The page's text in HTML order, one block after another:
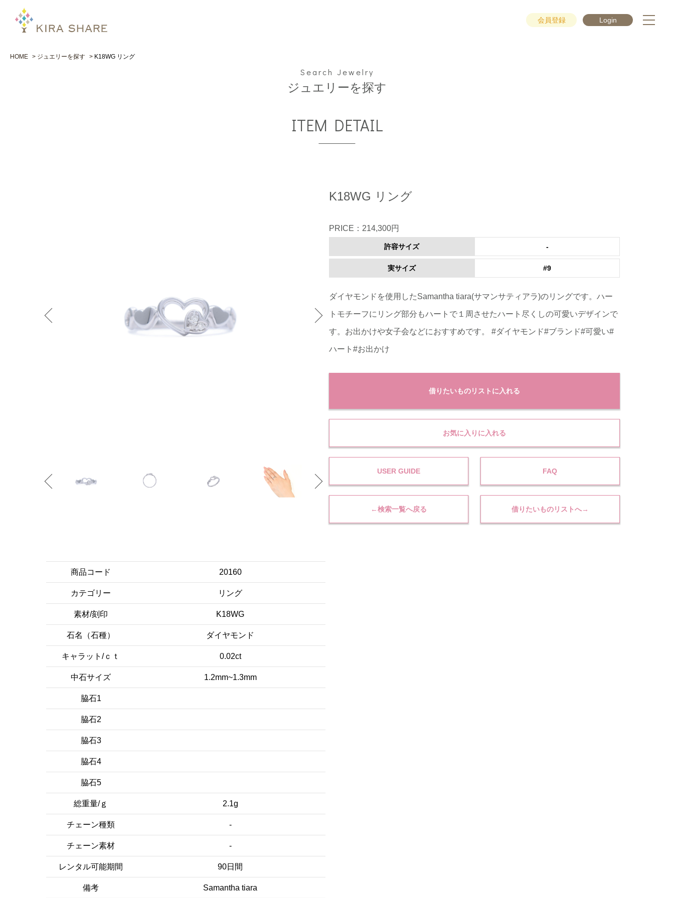
会員登録 Login
HOME ジュエリーを探す K18WG リング
Search Jewelry
ジュエリーを探す
ITEM DETAIL
K18WG リング
PRICE：214,300円
許容サイズ -
実サイズ #9
ダイヤモンドを使用したSamantha tiara(サマンサティアラ)のリングです。ハー
トモチーフにリング部分もハートで１周させたハート尽くしの可愛いデザインで
す。お出かけや女子会などにおすすめです。 #ダイヤモンド#ブランド#可愛い#
ハート#お出かけ
借りたいものリストに入れる
お気に入りに入れる
USER GUIDE FAQ
←検索一覧へ戻る 借りたいものリストへ→
商品コード 20160
カテゴリー リング
素材/刻印 K18WG
石名（石種） ダイヤモンド
キャラット/ｃｔ 0.02ct
中石サイズ 1.2mm~1.3mm
脇石1
脇石2
脇石3
脇石4
脇石5
総重量/ｇ 2.1g
チェーン種類 -
チェーン素材 -
レンタル可能期間 90日間
備考 Samantha tiara